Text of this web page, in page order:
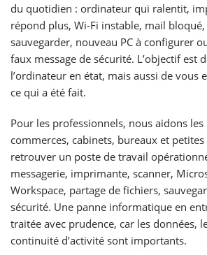
du quotidien : ordinateur qui ralentit,
répond plus, Wi-Fi instable, mail
sauvegarder, nouveau PC à configurer
faux message de sécurité. L’objectif est
l’ordinateur en état, mais aussi de vous
ce qui a été fait.
Pour les professionnels, nous aidons
commerces, cabinets, bureaux et
retrouver un poste de travail
messagerie, imprimante, scanner,
Workspace, partage de fichiers,
sécurité. Une panne informatique en
traitée avec prudence, car les données,
continuité d’activité sont importants.